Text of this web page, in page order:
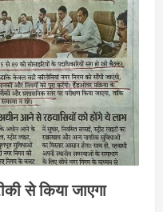
से किया जाएगा